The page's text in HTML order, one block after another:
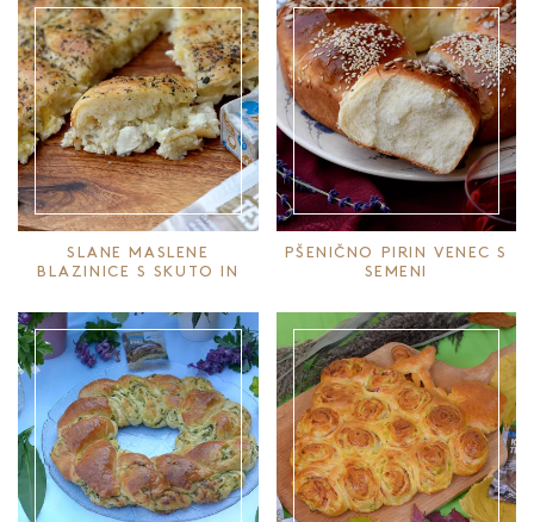
SLANE MASLENE
BLAZINICE S SKUTO IN
PŠENIČNO PIRIN VENEC S
SEMENI